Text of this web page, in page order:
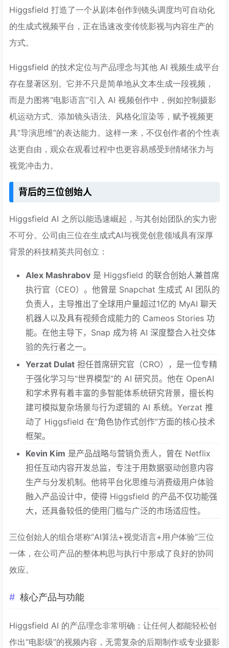
Higgsfield 打造了一个从剧本创作到镜头调度均可自动化
的生成式视频平台，正在迅速改变传统影视与内容生产的
方式。
Higgsfield 的技术定位与产品理念与其他 AI 视频生成平台
存在显著区别。它并不只是简单地从文本生成一段视频，
而是力图将“电影语言”引入 AI 视频创作中，例如控制摄影
机运动方式、添加镜头语法、风格化渲染等，赋予视频更
具“导演思维”的表达能力。这样一来，不仅创作者的个性表
达更自由，观众在观看过程中也更容易感受到情绪张力与
视觉冲击力。
背后的三位创始人
Higgsfield AI 之所以能迅速崛起，与其创始团队的实力密
不可分。公司由三位在生成式AI与视觉创意领域具有深厚
背景的科技精英共同创立：
Alex Mashrabov 是 Higgsfield 的联合创始人兼首席
执行官（CEO）。他曾是 Snapchat 生成式 AI 团队的
负责人，主导推出了全球用户量超过1亿的 MyAI 聊天
机器人以及具有视频合成能力的 Cameos Stories 功
能。在他主导下，Snap 成为将 AI 深度整合入社交体
验的先行者之一。
Yerzat Dulat 担任首席研究官（CRO），是一位专精
于强化学习与“世界模型”的 AI 研究员。他在 OpenAI
和学术界有着丰富的多智能体系统研究背景，擅长构
建可模拟复杂场景与行为逻辑的 AI 系统。Yerzat 推
动了 Higgsfield 在“角色协作式创作”方面的核心技术
框架。
Kevin Kim 是产品战略与营销负责人，曾在 Netflix
担任互动内容开发总监，专注于用数据驱动创意内容
生产与分发机制。他将平台化思维与消费级用户体验
融入产品设计中，使得 Higgsfield 的产品不仅功能强
大，还具备较低的使用门槛与广泛的市场适应性。
三位创始人的组合堪称“AI算法+视觉语言+用户体验”三位
一体，在公司产品的整体构思与执行中形成了良好的协同
效应。
核心产品与功能
Higgsfield AI 的产品理念非常明确：让任何人都能轻松创
作出“电影级”的视频内容，无需复杂的后期制作或专业摄影